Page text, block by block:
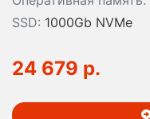
SSD: 1000Gb NVMe
24 679 р.